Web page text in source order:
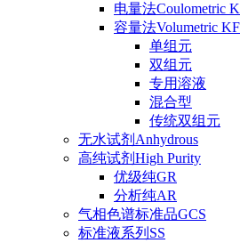
电量法Coulometric
容量法Volumetric
单组元
双组元
专用溶液
混合型
传统双组元
无水试剂Anhydrous
高纯试剂High Purity
优级纯GR
分析纯AR
气相色谱标准品GCS
标准液系列SS